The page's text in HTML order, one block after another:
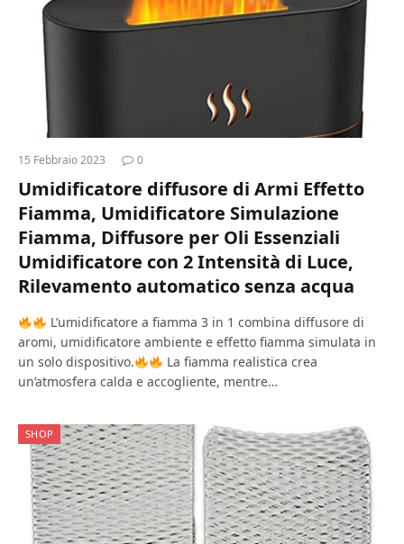
15 Febbraio 2023 0
Umidificatore diffusore di Armi Effetto
Fiamma, Umidificatore Simulazione
Fiamma, Diffusore per Oli Essenziali
Umidificatore con 2 Intensità di Luce,
Rilevamento automatico senza acqua
L’umidificatore a fiamma 3 in 1 combina diffusore di
aromi, umidificatore ambiente e effetto fiamma simulata in
un solo dispositivo.
La fiamma realistica crea
un’atmosfera calda e accogliente, mentre…
SHOP